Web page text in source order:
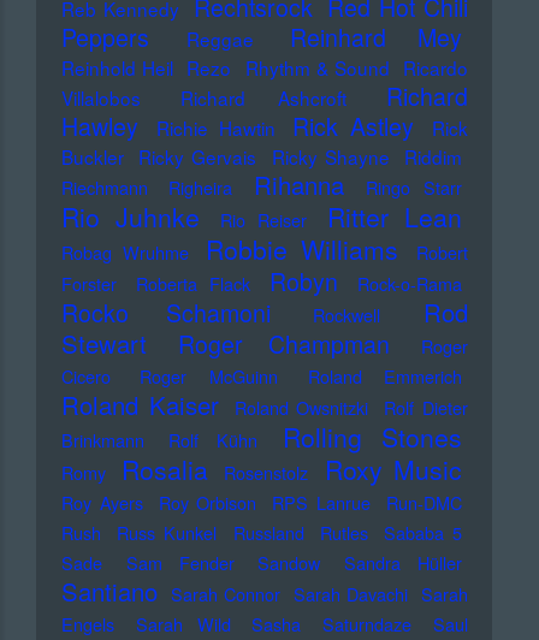
Reb Kennedy Rechtsrock Red Hot Chili
Peppers
Reggae Reinhard Mey
Reinhold Heil Rezo Rhythm & Sound Ricardo
Villalobos
Richard Ashcroft
Richard
Hawley
Richie Hawtin Rick Astley
Rick
Buckler
Ricky Gervais Ricky Shayne Riddim
Riechmann Righeira Rihanna Ringo Starr
Rio Juhnke Rio Reiser Ritter Lean
Robag Wruhme Robbie Williams
Robert
Forster
Roberta Flack Robyn Rock-o-Rama
Rocko Schamoni Rockwell
Rod
Stewart
Roger Champman
Roger
Cicero
Roger McGuinn Roland Emmerich
Roland Kaiser Roland Owsnitzki
Rolf Dieter
Brinkmann
Rolf Kühn Rolling Stones
Romy Rosalia Rosenstolz Roxy Music
Roy Ayers Roy Orbison RPS Lanrue
Run-DMC
Rush
Russ Kunkel Russland Rutles
Sababa 5
Sade
Sam Fender Sandow Sandra Hüller
Santiano Sarah Connor Sarah Davachi Sarah
Engels
Sarah Wild Sasha Saturndaze
Saul